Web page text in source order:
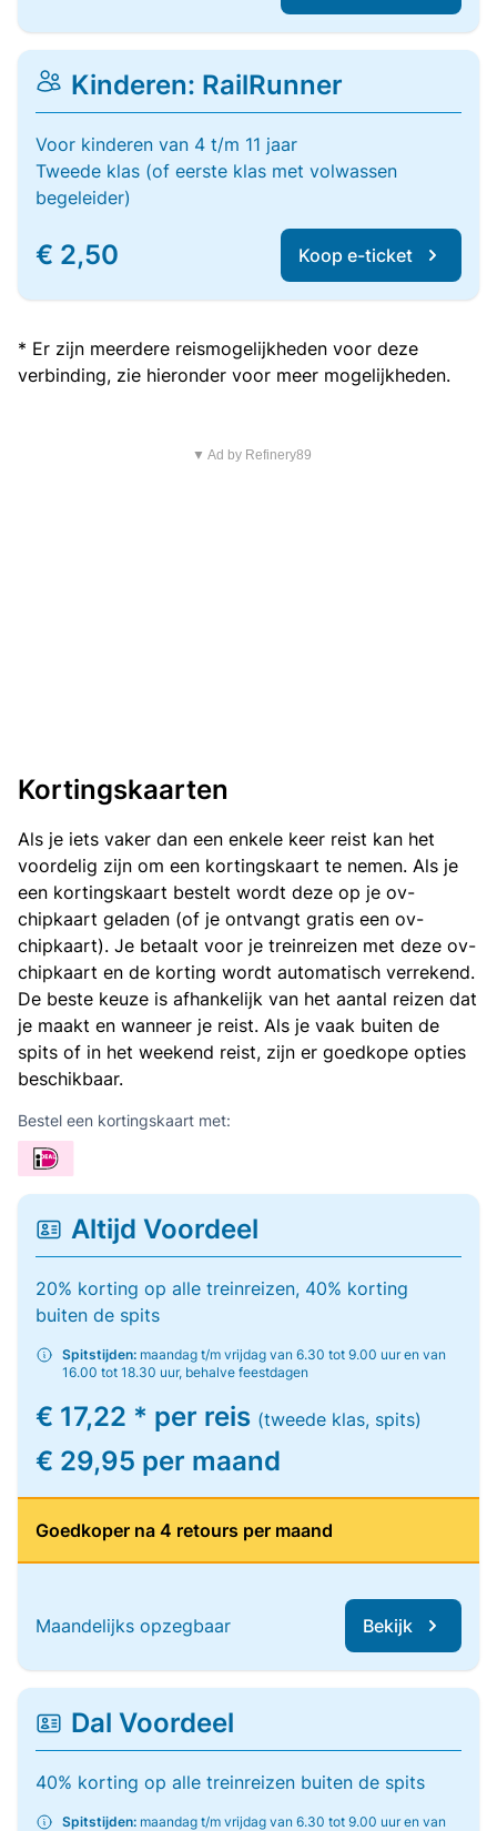
Kinderen: RailRunner
Voor kinderen van 4 t/m 11 jaar
Tweede klas (of eerste klas met volwassen
begeleider)
€ 2,50 Koop e-ticket
* Er zijn meerdere reismogelijkheden voor deze
verbinding, zie hieronder voor meer mogelijkheden.
▼ Ad by Refinery89
Kortingskaarten
Als je iets vaker dan een enkele keer reist kan het
voordelig zijn om een kortingskaart te nemen. Als je
een kortingskaart bestelt wordt deze op je ov-
chipkaart geladen (of je ontvangt gratis een ov-
chipkaart). Je betaalt voor je treinreizen met deze ov-
chipkaart en de korting wordt automatisch verrekend.
De beste keuze is afhankelijk van het aantal reizen dat
je maakt en wanneer je reist. Als je vaak buiten de
spits of in het weekend reist, zijn er goedkope opties
beschikbaar.
Bestel een kortingskaart met:
Altijd Voordeel
20% korting op alle treinreizen, 40% korting
buiten de spits
Spitstijden: maandag t/m vrijdag van 6.30 tot 9.00 uur en van
16.00 tot 18.30 uur, behalve feestdagen
€ 17,22 * per reis (tweede klas, spits)
€ 29,95 per maand
Goedkoper na 4 retours per maand
Maandelijks opzegbaar Bekijk
Dal Voordeel
40% korting op alle treinreizen buiten de spits
Spitstijden: maandag t/m vrijdag van 6.30 tot 9.00 uur en van